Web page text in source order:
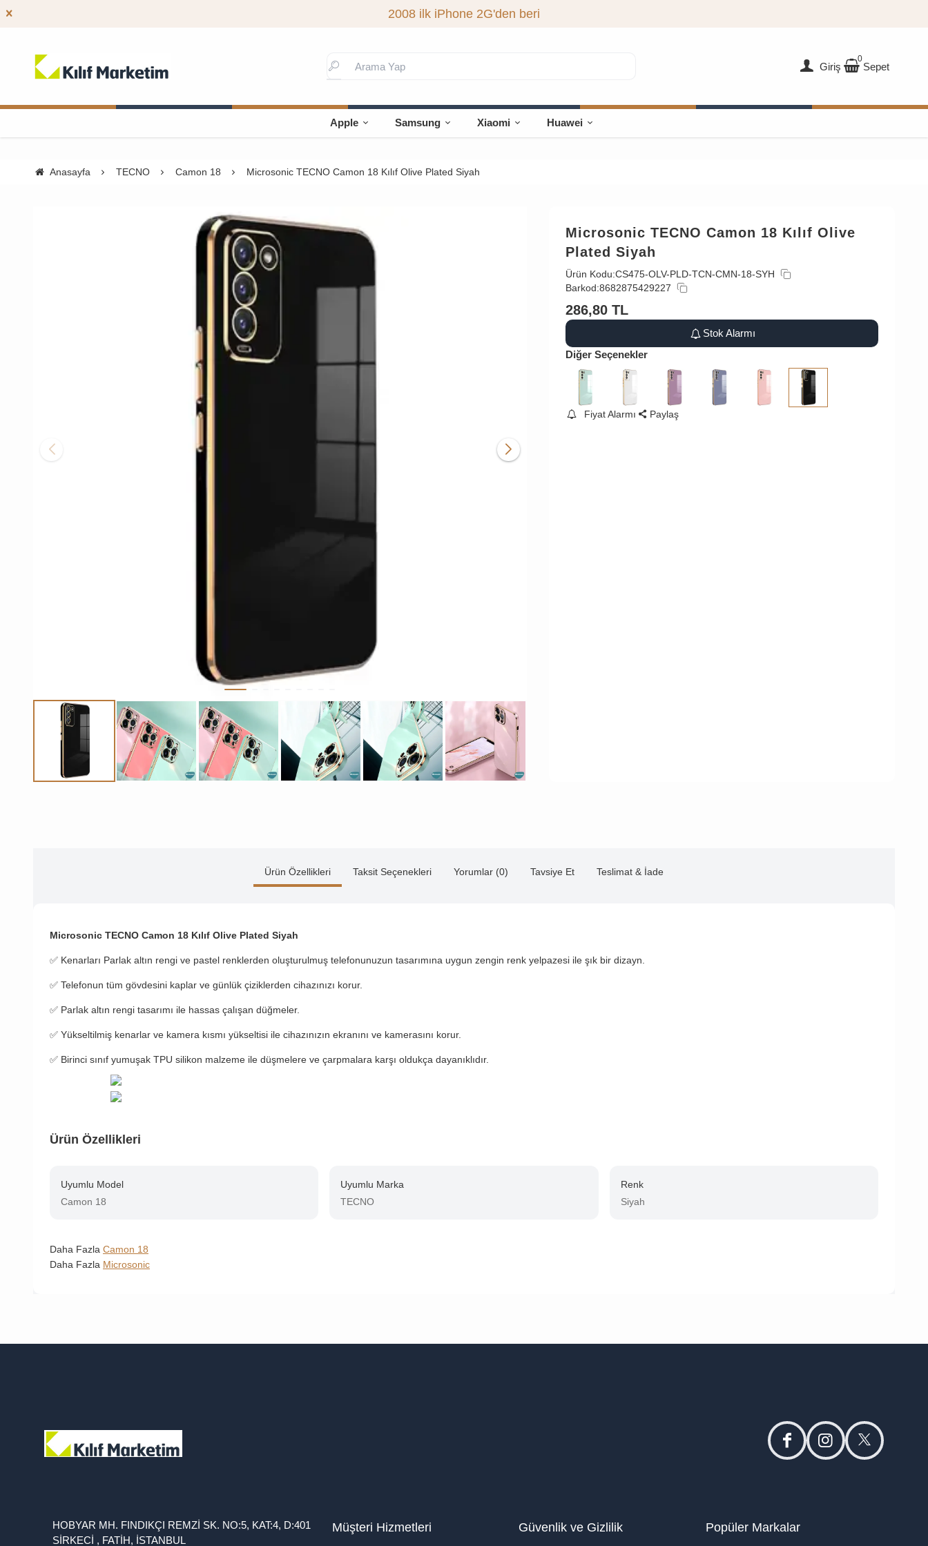
2008 ilk iPhone 2G'den beri
Giriş
0
Sepet
Apple Samsung Xiaomi Huawei
Anasayfa TECNO Camon 18 Microsonic TECNO Camon 18 Kılıf Olive Plated Siyah
Microsonic TECNO Camon 18 Kılıf Olive
Plated Siyah
Ürün Kodu:CS475-OLV-PLD-TCN-CMN-18-SYH
Barkod:8682875429227
286,80 TL
Stok Alarmı
Diğer Seçenekler
Fiyat Alarmı Paylaş
Ürün Özellikleri Taksit Seçenekleri Yorumlar (0) Tavsiye Et Teslimat & İade
Microsonic TECNO Camon 18 Kılıf Olive Plated Siyah
✅ Kenarları Parlak altın rengi ve pastel renklerden oluşturulmuş telefonunuzun tasarımına uygun zengin renk yelpazesi ile şık bir dizayn.
✅ Telefonun tüm gövdesini kaplar ve günlük çiziklerden cihazınızı korur.
✅ Parlak altın rengi tasarımı ile hassas çalışan düğmeler.
✅ Yükseltilmiş kenarlar ve kamera kısmı yükseltisi ile cihazınızın ekranını ve kamerasını korur.
✅ Birinci sınıf yumuşak TPU silikon malzeme ile düşmelere ve çarpmalara karşı oldukça dayanıklıdır.
Ürün Özellikleri
Uyumlu Model
Camon 18
Uyumlu Marka
TECNO
Renk
Siyah
Daha Fazla Camon 18
Daha Fazla Microsonic
facebookinstagramtwitter
HOBYAR MH. FINDIKÇI REMZİ SK. NO:5, KAT:4, D:401
SİRKECİ , FATİH, İSTANBUL
Müşteri Hizmetleri Güvenlik ve Gizlilik Popüler Markalar